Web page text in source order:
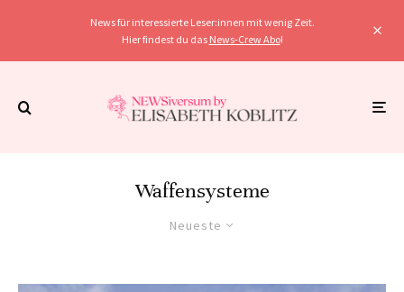
News für interessierte Leser:innen mit wenig Zeit.
Hier findest du das News-Crew Abo!
Waffensysteme
Neueste